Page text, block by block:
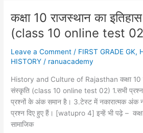
इतिहास
एवं
(class
online
test
03)
कक्षा 10 राजस्थान का
(class 10 online test
Leave a Comment / FIRST GRADE GK,
HISTORY / ranuacademy
History and Culture of Rajasthan कक्षा 10
संस्कृति (class 10 online test 02) 1.सभी प्रश्न
प्रश्नों के अंक समान है। 3.टेस्ट में नकारात्मक
प्रश्न दिए हुए हैं। [watupro 4] इन्हें भी पढ़े – कक्षा
सामाजिक